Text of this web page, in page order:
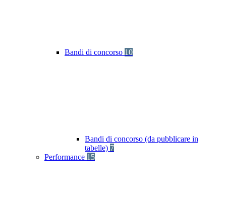
Bandi di concorso 10
Bandi di concorso (da pubblicare in
tabelle) 7
Performance 15